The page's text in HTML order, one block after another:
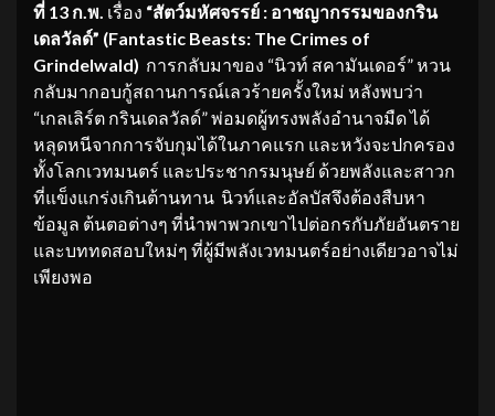
ที่ 13 ก.พ. เรื่อง “สัตว์มหัศจรรย์ : อาชญากรรมของกริน
เดลวัลด์” (Fantastic Beasts: The Crimes of
Grindelwald) การกลับมาของ “นิวท์ สคามันเดอร์” หวน
กลับมากอบกู้สถานการณ์เลวร้ายครั้งใหม่ หลังพบว่า
“เกลเลิร์ต กรินเดลวัลด์” พ่อมดผู้ทรงพลังอำนาจมืด ได้
หลุดหนีจากการจับกุมได้ในภาคแรก และหวังจะปกครอง
ทั้งโลกเวทมนตร์ และประชากรมนุษย์ ด้วยพลังและสาวก
ที่แข็งแกร่งเกินต้านทาน นิวท์และอัลบัสจึงต้องสืบหา
ข้อมูล ต้นตอต่างๆ ที่นำพาพวกเขาไปต่อกรกับภัยอันตราย
และบททดสอบใหม่ๆ ที่ผู้มีพลังเวทมนตร์อย่างเดียวอาจไม่
เพียงพอ